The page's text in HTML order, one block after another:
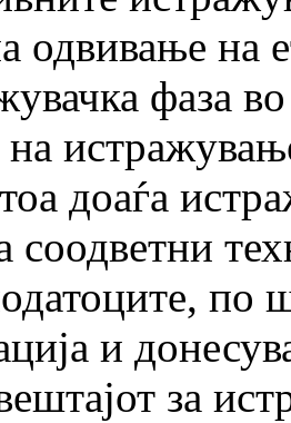
одвивање на
фаза
доаѓа
соодветни
по
и
за